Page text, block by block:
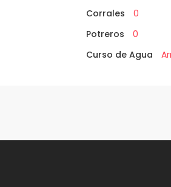
Corrales
0
Potreros
0
Curso de Agua